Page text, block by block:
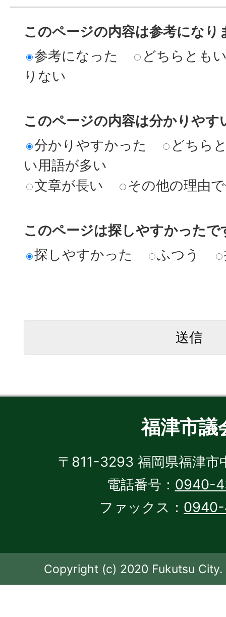
このページの内容は参考になり
参考になった
どちらとも
りない
このページの内容は分かりやす
分かりやすかった
どちら
い用語が多い
文章が長い
その他の理由
このページは探しやすかったで
探しやすかった
ふつう
福津市議
〒811-3293 福岡県福津市
電話番号： 0940-
ファックス：
Copyright (c) 2020 Fukutsu City.